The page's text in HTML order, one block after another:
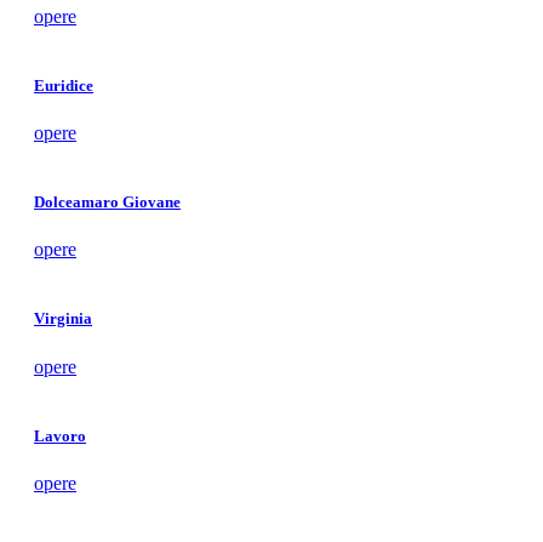
opere
Euridice
opere
Dolceamaro Giovane
opere
Virginia
opere
Lavoro
opere